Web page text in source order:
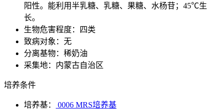
阳性。能利用半乳糖、乳糖、果糖、水杨苷；45℃生
长。
生物危害程度：四类
致病对象：无
分离基物：稀奶油
采集地：内蒙古自治区
培养条件
培养基：
0006 MRS培养基